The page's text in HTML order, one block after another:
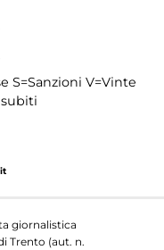
S=Sanzioni V=Vinte
subiti
giornalistica
Trento (aut. n.